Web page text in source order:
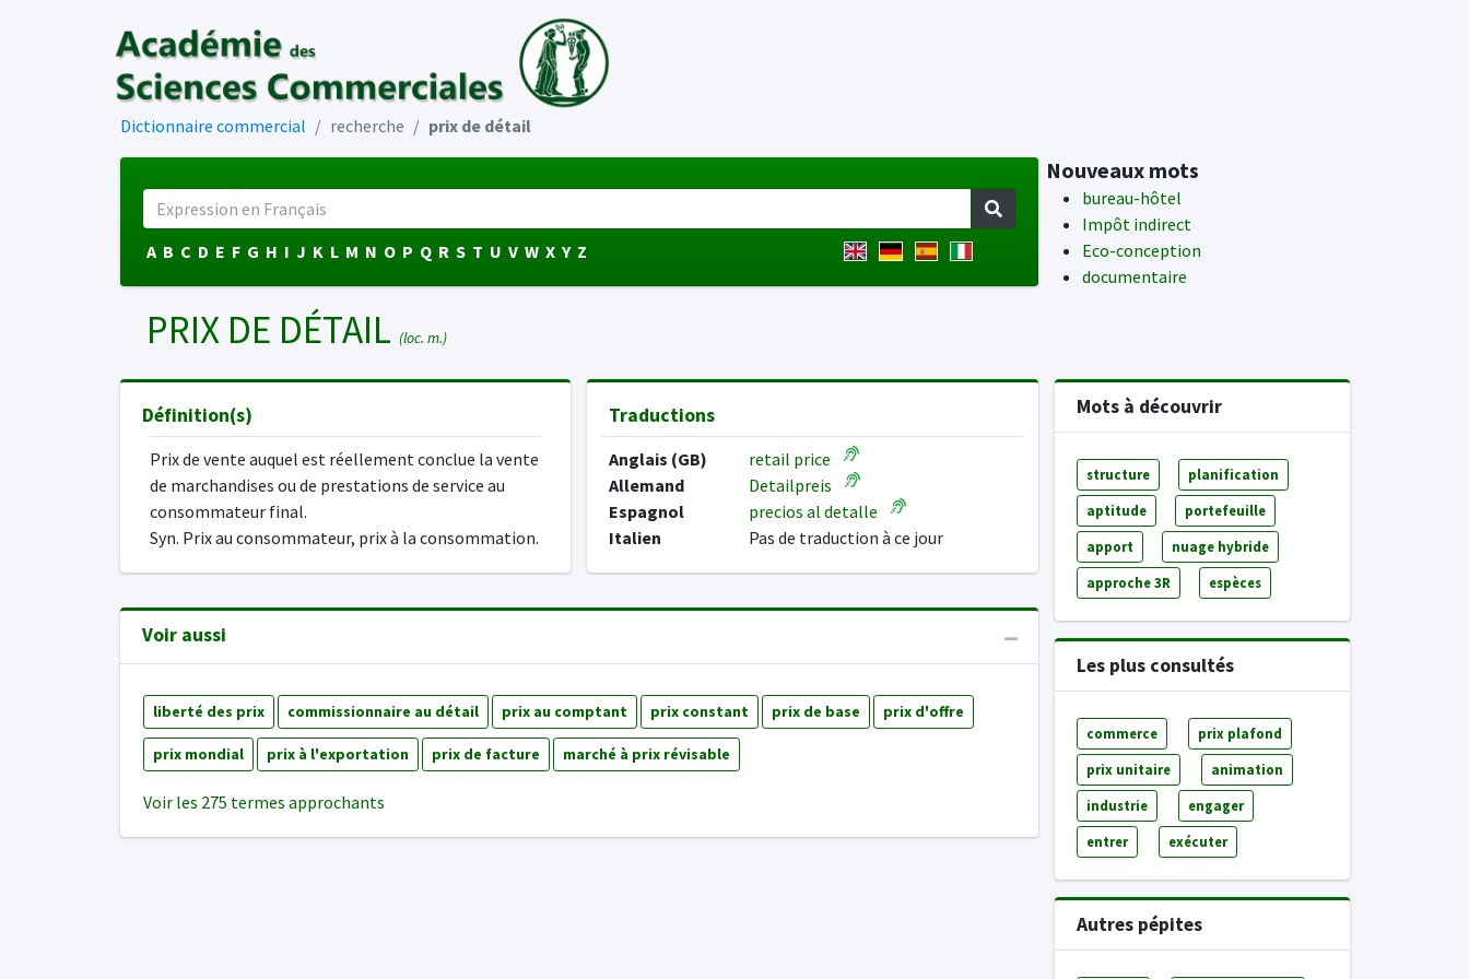
Dictionnaire commercial recherche prix de détail
A B C D E F G H I J K L M N O P Q R S T U V W X Y Z
Nouveaux mots
bureau-hôtel
Impôt indirect
Eco-conception
documentaire
PRIX DE DÉTAIL (loc. m.)
Définition(s)
Prix de vente auquel est réellement conclue la vente
de marchandises ou de prestations de service au
consommateur final.
Syn. Prix au consommateur, prix à la consommation.
Traductions
Anglais (GB)
retail price
Allemand
Detailpreis
Espagnol
precios al detalle
Italien
Pas de traduction à ce jour
Voir aussi
liberté des prix commissionnaire au détail prix au comptant prix constant prix de base prix d'offre
prix mondial prix à l'exportation prix de facture marché à prix révisable
Voir les 275 termes approchants
Mots à découvrir
structure planification
aptitude portefeuille
apport nuage hybride
approche 3R espèces
Les plus consultés
commerce prix plafond
prix unitaire animation
industrie engager
entrer exécuter
Autres pépites